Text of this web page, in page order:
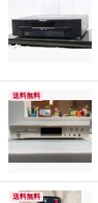
送料無料
送料無料